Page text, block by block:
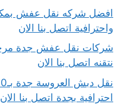
واحترافية اتصل بنا الان
نتقنه اتصل بنا الان
احترافية بجدة اتصل بنا الان